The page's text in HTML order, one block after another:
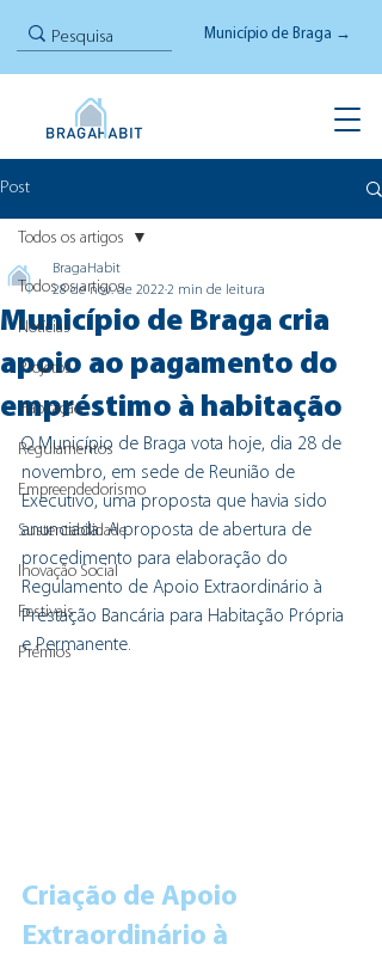
Município de Braga →
Post
Todos os artigos
Notícias
Projetos
Habitação
Regulamentos
Empreendedorismo
Sustentabilidade
Inovação Social
Festivais
Prémios
Todos os artigos
Município de Braga cria
apoio ao pagamento do
empréstimo à habitação
BragaHabit
28 de nov. de 2022 2 min de leitura
O Município de Braga vota hoje, dia 28 de
novembro, em sede de Reunião de
Executivo, uma proposta que havia sido
anunciada. A proposta de abertura de
procedimento para elaboração do
Regulamento de Apoio Extraordinário à
Prestação Bancária para Habitação Própria
e Permanente.
Criação de Apoio
Extraordinário à